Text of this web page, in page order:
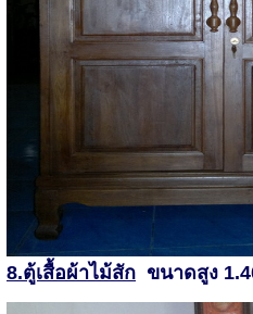
8.ตู้เสื้อผ้าไม้สัก ขนาดสูง